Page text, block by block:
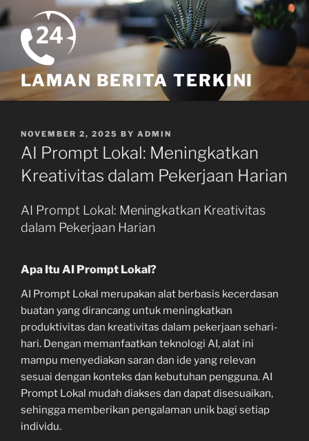
Skip
to
content
LAMAN BERITA TERKINI
POSTED
ON
NOVEMBER 2, 2025 BY ADMIN
AI Prompt Lokal: Meningkatkan
Kreativitas dalam Pekerjaan Harian
AI Prompt Lokal: Meningkatkan Kreativitas
dalam Pekerjaan Harian
Apa Itu AI Prompt Lokal?
AI Prompt Lokal merupakan alat berbasis kecerdasan
buatan yang dirancang untuk meningkatkan
produktivitas dan kreativitas dalam pekerjaan sehari-
hari. Dengan memanfaatkan teknologi AI, alat ini
mampu menyediakan saran dan ide yang relevan
sesuai dengan konteks dan kebutuhan pengguna. AI
Prompt Lokal mudah diakses dan dapat disesuaikan,
sehingga memberikan pengalaman unik bagi setiap
individu.